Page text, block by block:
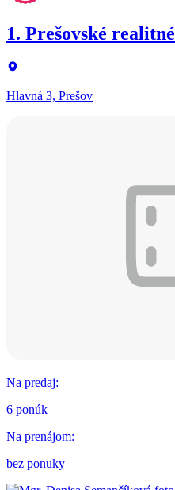
1. Prešovské
Hlavná 3, Prešov
Na predaj:
6 ponúk
Na prenájom:
bez ponuky